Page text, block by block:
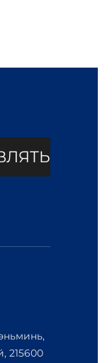
215600